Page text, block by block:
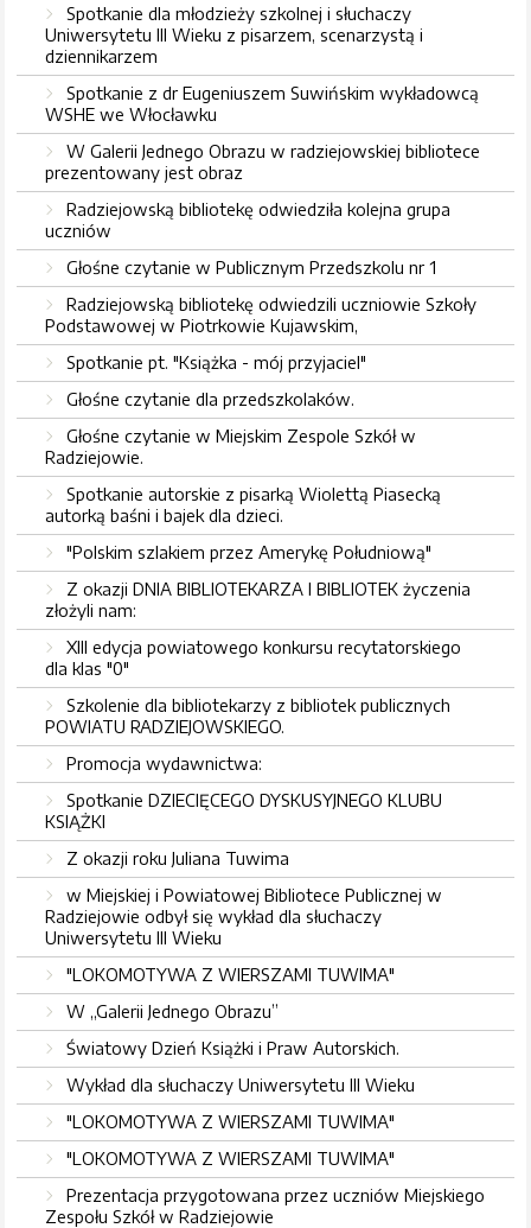
Spotkanie dla młodzieży szkolnej i słuchaczy
Uniwersytetu III Wieku z pisarzem, scenarzystą i
dziennikarzem
Spotkanie z dr Eugeniuszem Suwińskim wykładowcą
WSHE we Włocławku
W Galerii Jednego Obrazu w radziejowskiej bibliotece
prezentowany jest obraz
Radziejowską bibliotekę odwiedziła kolejna grupa
uczniów
Głośne czytanie w Publicznym Przedszkolu nr 1
Radziejowską bibliotekę odwiedzili uczniowie Szkoły
Podstawowej w Piotrkowie Kujawskim,
Spotkanie pt. "Książka - mój przyjaciel"
Głośne czytanie dla przedszkolaków.
Głośne czytanie w Miejskim Zespole Szkół w
Radziejowie.
Spotkanie autorskie z pisarką Wiolettą Piasecką
autorką baśni i bajek dla dzieci.
"Polskim szlakiem przez Amerykę Południową"
Z okazji DNIA BIBLIOTEKARZA I BIBLIOTEK życzenia
złożyli nam:
XIII edycja powiatowego konkursu recytatorskiego
dla klas "0"
Szkolenie dla bibliotekarzy z bibliotek publicznych
POWIATU RADZIEJOWSKIEGO.
Promocja wydawnictwa:
Spotkanie DZIECIĘCEGO DYSKUSYJNEGO KLUBU
KSIĄŻKI
Z okazji roku Juliana Tuwima
w Miejskiej i Powiatowej Bibliotece Publicznej w
Radziejowie odbył się wykład dla słuchaczy
Uniwersytetu III Wieku
"LOKOMOTYWA Z WIERSZAMI TUWIMA"
W „Galerii Jednego Obrazu”
Światowy Dzień Książki i Praw Autorskich.
Wykład dla słuchaczy Uniwersytetu III Wieku
"LOKOMOTYWA Z WIERSZAMI TUWIMA"
"LOKOMOTYWA Z WIERSZAMI TUWIMA"
Prezentacja przygotowana przez uczniów Miejskiego
Zespołu Szkół w Radziejowie